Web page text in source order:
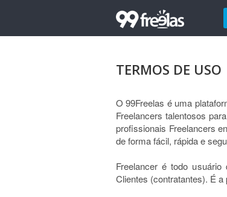
TERMOS DE USO
O 99Freelas é uma
Freelancers talentosos
profissionais Freelancers
de forma fácil, rápida e
Freelancer é todo
Clientes (contratantes). É